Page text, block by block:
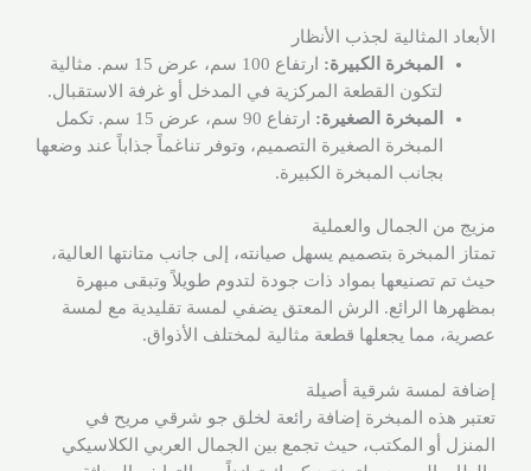
الأبعاد المثالية لجذب الأنظار
المبخرة الكبيرة:
ارتفاع 100 سم، عرض 15 سم. مثالية
لتكون القطعة المركزية في المدخل أو غرفة الاستقبال.
المبخرة الصغيرة:
ارتفاع 90 سم، عرض 15 سم. تكمل
المبخرة الصغيرة التصميم، وتوفر تناغماً جذاباً عند وضعها
بجانب المبخرة الكبيرة.
مزيج من الجمال والعملية
تمتاز المبخرة بتصميم يسهل صيانته، إلى جانب متانتها العالية،
حيث تم تصنيعها بمواد ذات جودة لتدوم طويلاً وتبقى مبهرة
بمظهرها الرائع. الرش المعتق يضفي لمسة تقليدية مع لمسة
عصرية، مما يجعلها قطعة مثالية لمختلف الأذواق.
إضافة لمسة شرقية أصيلة
تعتبر هذه المبخرة إضافة رائعة لخلق جو شرقي مريح في
المنزل أو المكتب، حيث تجمع بين الجمال العربي الكلاسيكي